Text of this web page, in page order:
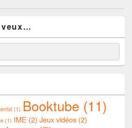
veux…
(1) Booktube (11)
(1) IME (2) Jeux vidéos (2)